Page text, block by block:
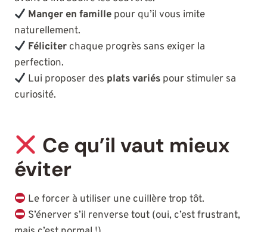
Manger en famille pour qu’il vous imite
naturellement.
Féliciter chaque progrès sans exiger la
perfection.
Lui proposer des plats variés pour stimuler sa
curiosité.
Ce qu’il vaut mieux
éviter
Le forcer à utiliser une cuillère trop tôt.
S’énerver s’il renverse tout (oui, c’est frustrant,